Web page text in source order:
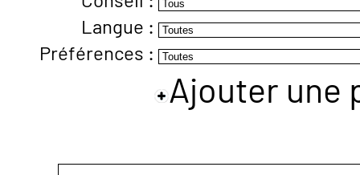
ANNEXE 4 CODT
Langue :
Préférences :
Ajouter une